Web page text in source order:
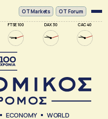
FTSE 100 DAX 30 CAC 40
ΟΤ Markets OT Forum
ECONOMY WORLD